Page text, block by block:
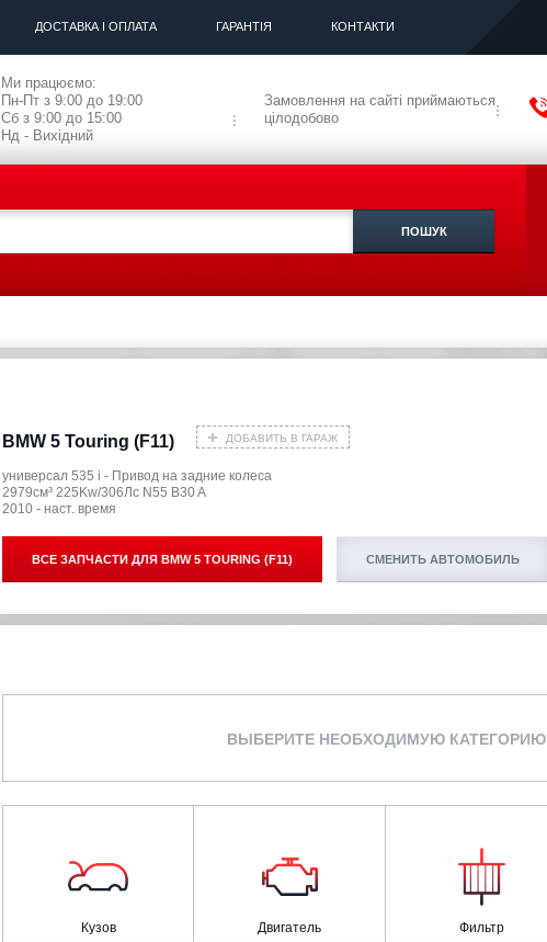
ДОСТАВКА І ОПЛАТА ГАРАНТІЯ КОНТАКТИ
Ми працюємо:
Пн-Пт з 9:00 до 19:00
Сб з 9:00 до 15:00
Нд - Вихідний
Замовлення на сайті приймаються
цілодобово
BMW 5 Touring (F11) ДОБАВИТЬ В ГАРАЖ
универсал 535 i - Привод на задние колеса
2979см³ 225Kw/306Лс N55 B30 A
2010 - наст. время
ВСЕ ЗАПЧАСТИ ДЛЯ BMW 5 TOURING (F11) СМЕНИТЬ АВТОМОБИЛЬ
ВЫБЕРИТЕ НЕОБХОДИМУЮ КАТЕГОРИЮ
Кузов Двигатель Фильтр